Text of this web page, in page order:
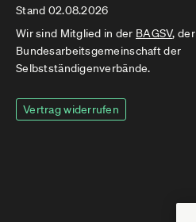
Stand 02.08.2026
Wir sind Mitglied in der BAGSV, der
Bundesarbeitsgemeinschaft der
Selbstständigenverbände.
Vertrag widerrufen